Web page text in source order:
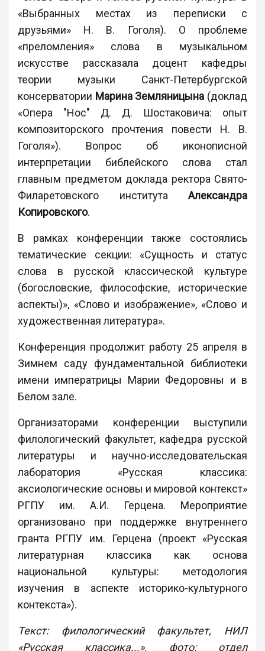
«Выбранных местах из переписки с
друзьями» Н. В. Гоголя). О проблеме
«преломления» слова в музыкальном
искусстве рассказала доцент кафедры
теории музыки Санкт-Петербургской
консерватории Марина Земляницына (доклад
«Опера "Нос" Д. Д. Шостаковича: опыт
композиторского прочтения повести Н. В.
Гоголя»). Вопрос об иконописной
интерпретации библейского слова стал
главным предметом доклада ректора Свято-
Филаретовского института Александра
Копировского.
В рамках конференции также состоялись
тематические секции: «Сущность и статус
слова в русской классической культуре
(богословские, философские, исторические
аспекты)», «Слово и изображение», «Слово и
художественная литература».
Конференция продолжит работу 25 апреля в
Зимнем саду фундаментальной библиотеки
имени императрицы Марии Федоровны и в
Белом зале.
Организаторами конференции выступили
филологический факультет, кафедра русской
литературы и научно-исследовательская
лаборатория «Русская классика:
аксиологические основы и мировой контекст»
РГПУ им. А.И. Герцена. Мероприятие
организовано при поддержке внутреннего
гранта РГПУ им. Герцена (проект «Русская
литературная классика как основа
национальной культуры: методология
изучения в аспекте историко-культурного
контекста»).
Текст: филологический факультет, НИЛ
«Русская классика...», фото: отдел